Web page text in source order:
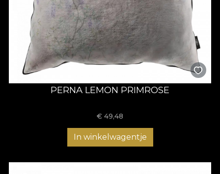
PERNA LEMON PRIMROSE
€ 49,48
In winkelwagentje